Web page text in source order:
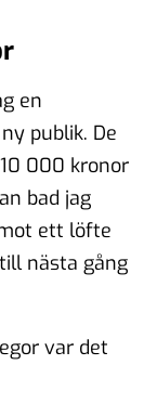
en
publik. De
000 kronor
bad jag
ett löfte
nästa gång
var det